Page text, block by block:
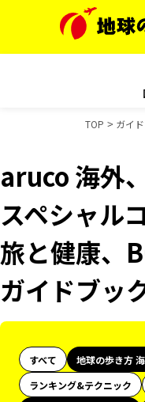
TOP ガイ
aruco 海外
スペシャル
旅と健康、
ガイドブッ
すべて 地球の歩き方
ランキング&テクニック